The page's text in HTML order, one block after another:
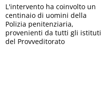
L'intervento ha coinvolto un
centinaio di uomini della
Polizia penitenziaria,
provenienti da tutti gli istituti
del Provveditorato